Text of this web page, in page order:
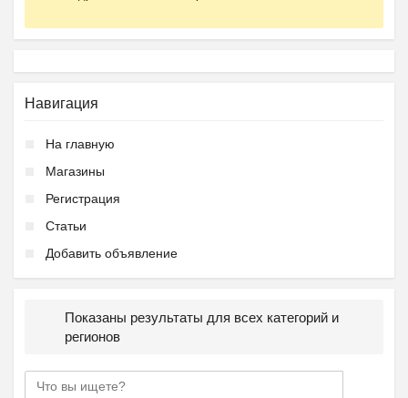
Навигация
На главную
Магазины
Регистрация
Статьи
Добавить объявление
Показаны результаты для всех категорий и
регионов